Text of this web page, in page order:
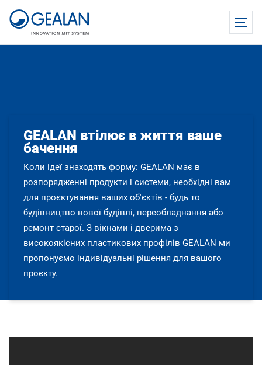
GEALAN втілює в життя ваше
бачення
Коли ідеї знаходять форму: GEALAN має в
розпорядженні продукти і системи, необхідні вам
для проєктування ваших об'єктів - будь то
будівництво нової будівлі, переобладнання або
ремонт старої. З вікнами і дверима з
високоякісних пластикових профілів GEALAN ми
пропонуємо індивідуальні рішення для вашого
проєкту.